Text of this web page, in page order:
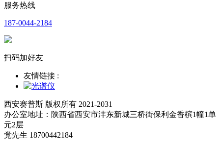
服务热线
187-0044-2184
扫码加好友
友情链接 :
西安赛普斯 版权所有 2021-2031
办公室地址：陕西省西安市沣东新城三桥街保利金香槟1幢1单
元2层
党先生 18700442184